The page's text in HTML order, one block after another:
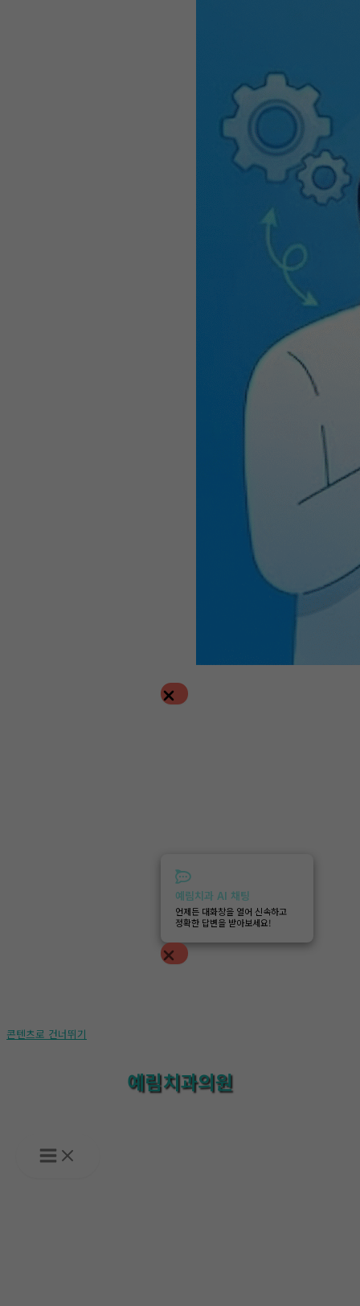
예림치과 AI 채팅
언제든 대화창을 열어 신속하고
정확한 답변을 받아보세요!
콘텐츠로 건너뛰기
예림치과의원